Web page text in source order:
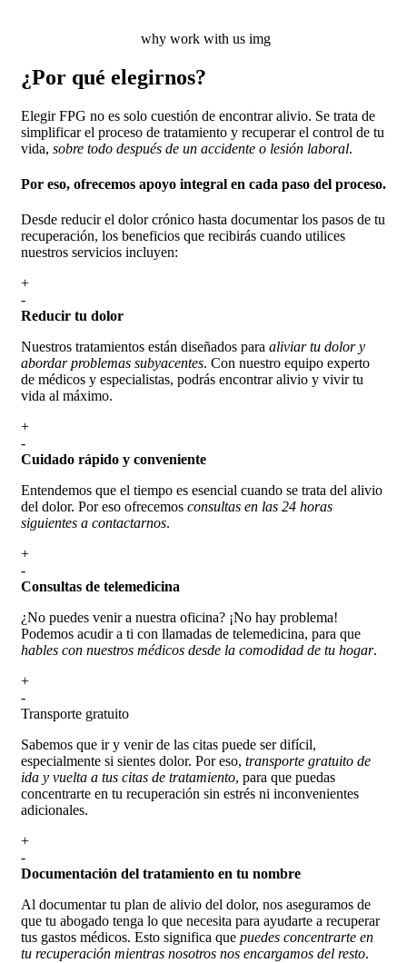
why work with us img
¿Por qué elegirnos?
Elegir FPG no es solo cuestión de encontrar alivio. Se trata de
simplificar el proceso de tratamiento y recuperar el control de tu
vida, sobre todo después de un accidente o lesión laboral.
Por eso, ofrecemos apoyo integral en cada paso del proceso.
Desde reducir el dolor crónico hasta documentar los pasos de tu
recuperación, los beneficios que recibirás cuando utilices
nuestros servicios incluyen:
+
-
Reducir tu dolor
Nuestros tratamientos están diseñados para aliviar tu dolor y
abordar problemas subyacentes. Con nuestro equipo experto
de médicos y especialistas, podrás encontrar alivio y vivir tu
vida al máximo.
+
-
Cuidado rápido y conveniente
Entendemos que el tiempo es esencial cuando se trata del alivio
del dolor. Por eso ofrecemos consultas en las 24 horas
siguientes a contactarnos.
+
-
Consultas de telemedicina
¿No puedes venir a nuestra oficina? ¡No hay problema!
Podemos acudir a ti con llamadas de telemedicina, para que
hables con nuestros médicos desde la comodidad de tu hogar.
+
-
Transporte gratuito
Sabemos que ir y venir de las citas puede ser difícil,
especialmente si sientes dolor. Por eso, transporte gratuito de
ida y vuelta a tus citas de tratamiento, para que puedas
concentrarte en tu recuperación sin estrés ni inconvenientes
adicionales.
+
-
Documentación del tratamiento en tu nombre
Al documentar tu plan de alivio del dolor, nos aseguramos de
que tu abogado tenga lo que necesita para ayudarte a recuperar
tus gastos médicos. Esto significa que puedes concentrarte en
tu recuperación mientras nosotros nos encargamos del resto.